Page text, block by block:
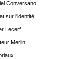
Conversano
sur l'identité
Lecerf
Merlin